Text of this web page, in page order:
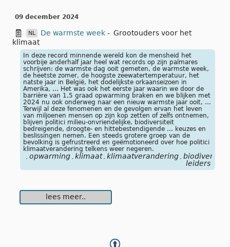
09 december 2024
NL De warmste week - Grootouders voor het
klimaat
In deze record minnende wereld kon de mensheid het
voorbije anderhalf jaar heel wat records op zijn palmares
schrijven: de warmste dag ooit gemeten, de warmste week,
de heetste zomer, de hoogste zeewatertemperatuur, het
natste jaar in België, het dodelijkste orkaanseizoen in
Amerika, … Het was ook het eerste jaar waarin we door de
barrière van 1,5 graad opwarming braken en we blijken met
2024 nu ook onderweg naar een nieuw warmste jaar ooit, …
Terwijl al deze fenomenen en de gevolgen ervan het leven
van miljoenen mensen op zijn kop zetten of zelfs ontnemen,
blijven politici milieu-onvriendelijke, biodiversiteit
bedreigende, droogte- en hittebestendigende … keuzes en
beslissingen nemen. Een steeds grotere groep van de
bevolking is gefrustreerd en geëmotioneerd over hoe politici
klimaatverandering telkens weer negeren.
opwarming klimaat klimaatverandering biodiversiteit
leiders
lees meer..